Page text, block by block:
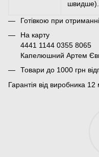
швидше).
Готівкою при отриманні
На карту
4441 1144 0355 8065
Капелюшний Артем
Товари до 1000 грн
Гарантія від виробника 12